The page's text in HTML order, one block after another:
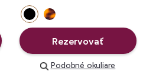
Rezervovať
Podobné okuliare